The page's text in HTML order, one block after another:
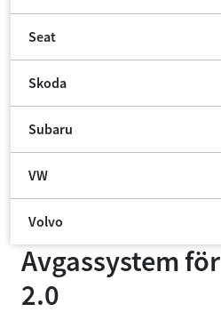
Seat
Skoda
Subaru
VW
Volvo
Avgassystem för
2.0